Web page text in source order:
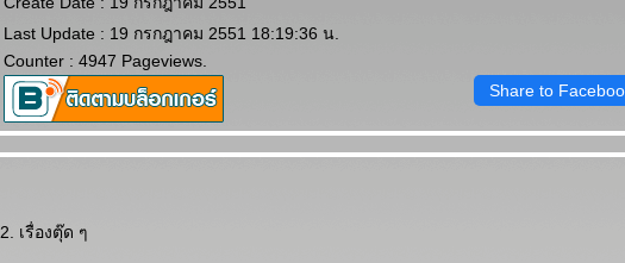
Last Update : 19 กรกฎาคม 2551 18:19:36 น.
Counter : 4947 Pageviews.
Share to
2. เรื่องตุ๊ด ๆ